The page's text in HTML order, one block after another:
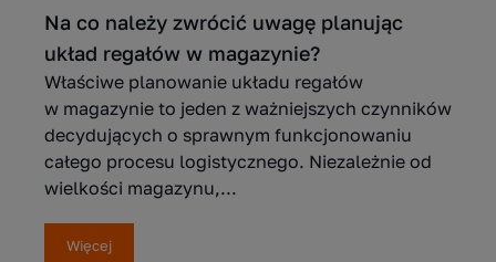
Na co należy zwrócić uwagę planując
układ regałów w magazynie?
Właściwe planowanie układu regałów
w magazynie to jeden z ważniejszych czynników
decydujących o sprawnym funkcjonowaniu
całego procesu logistycznego. Niezależnie od
wielkości magazynu,...
Więcej